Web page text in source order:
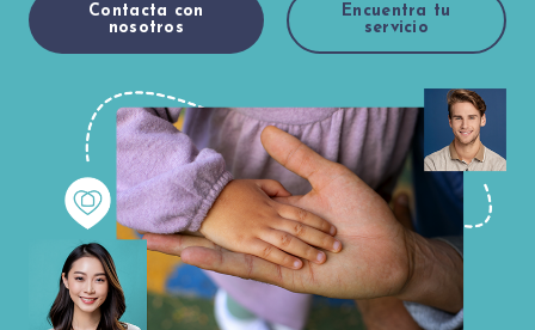
Contacta con
nosotros
Encuentra tu
servicio